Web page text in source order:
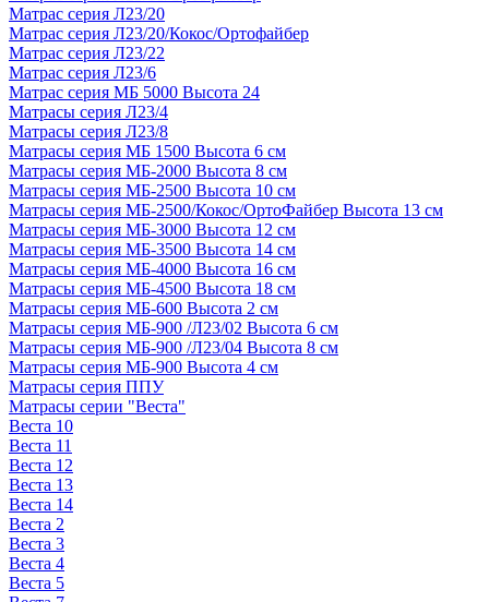
Матрас серия Л23/20
Матрас серия Л23/20/Кокос/Ортофайбер
Матрас серия Л23/22
Матрас серия Л23/6
Матрас серия МБ 5000 Высота 24
Матрасы серия Л23/4
Матрасы серия Л23/8
Матрасы серия МБ 1500 Высота 6 см
Матрасы серия МБ-2000 Высота 8 см
Матрасы серия МБ-2500 Высота 10 см
Матрасы серия МБ-2500/Кокос/ОртоФайбер Высота 13 см
Матрасы серия МБ-3000 Высота 12 см
Матрасы серия МБ-3500 Высота 14 см
Матрасы серия МБ-4000 Высота 16 см
Матрасы серия МБ-4500 Высота 18 см
Матрасы серия МБ-600 Высота 2 см
Матрасы серия МБ-900 /Л23/02 Высота 6 см
Матрасы серия МБ-900 /Л23/04 Высота 8 см
Матрасы серия МБ-900 Высота 4 см
Матрасы серия ППУ
Матрасы серии "Веста"
Веста 10
Веста 11
Веста 12
Веста 13
Веста 14
Веста 2
Веста 3
Веста 4
Веста 5